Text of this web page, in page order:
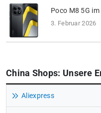
Poco M8 5G im
3. Februar 2026
China Shops: Unsere
Aliexpress